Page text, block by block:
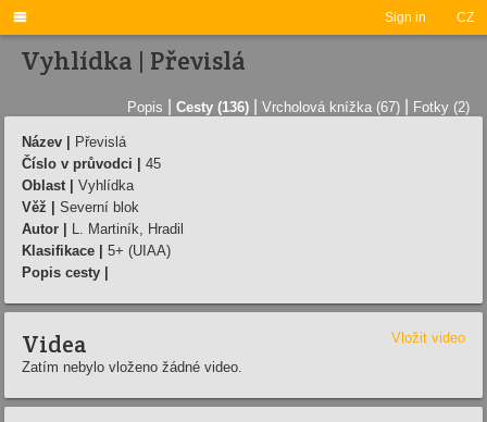
Sign in CZ

Vyhlídka | Převislá
Popis Cesty (136) Vrcholová knížka (67) Fotky (2)
Název |
Převislá
Číslo v průvodci |
45
Oblast |
Vyhlídka
Věž |
Severní blok
Autor |
L. Martiník, Hradil
Klasifikace |
5+ (UIAA)
Popis cesty |
Videa
Vložit video
Zatím nebylo vloženo žádné video.